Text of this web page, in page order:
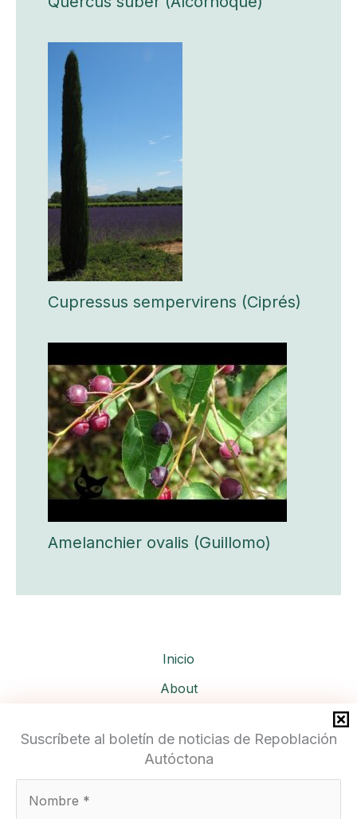
Suscríbete al boletín de noticias de Repoblación
Autóctona
Cupressus sempervirens (Ciprés)
Amelanchier ovalis (Guillomo)
Inicio
About